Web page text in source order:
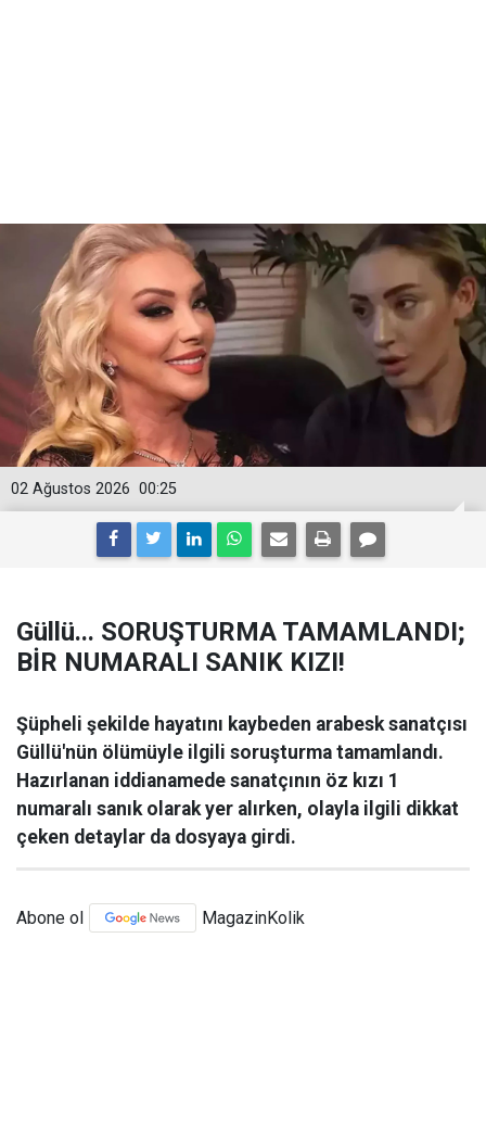
00:25
02 Ağustos 2026
Güllü... SORUŞTURMA TAMAMLANDI;
BİR NUMARALI SANIK KIZI!
Şüpheli şekilde hayatını kaybeden arabesk sanatçısı
Güllü'nün ölümüyle ilgili soruşturma tamamlandı.
Hazırlanan iddianamede sanatçının öz kızı 1
numaralı sanık olarak yer alırken, olayla ilgili dikkat
çeken detaylar da dosyaya girdi.
Abone ol MagazinKolik